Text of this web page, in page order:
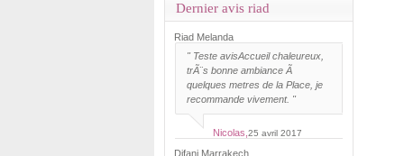
Dernier avis riad
Riad Melanda
" Teste avisAccueil chaleureux,
trÃ¨s bonne ambiance Ã
quelques metres de la Place, je
recommande vivement. "
Nicolas, 25 avril 2017
Difani Marrakech